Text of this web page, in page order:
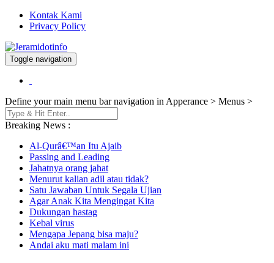
Kontak Kami
Privacy Policy
Jeramidotinfo
Berita dan Informasi Terkini
Toggle navigation
Define your main menu bar navigation in Apperance > Menus >
Breaking News :
Al-Qurâ€™an Itu Ajaib
Passing and Leading
Jahatnya orang jahat
Menurut kalian adil atau tidak?
Satu Jawaban Untuk Segala Ujian
Agar Anak Kita Mengingat Kita
Dukungan hastag
Kebal virus
Mengapa Jepang bisa maju?
Andai aku mati malam ini